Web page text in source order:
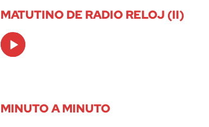
MATUTINO DE RADIO RELOJ (II)
Audio
Player
MINUTO A MINUTO